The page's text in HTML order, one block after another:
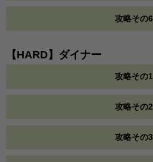
攻略その6
【HARD】ダイナー
攻略その1
攻略その2
攻略その3